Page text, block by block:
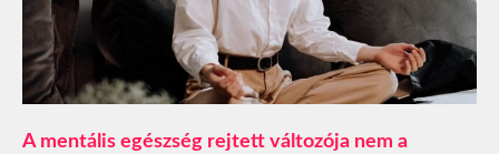
A mentális egészség rejtett változója nem a